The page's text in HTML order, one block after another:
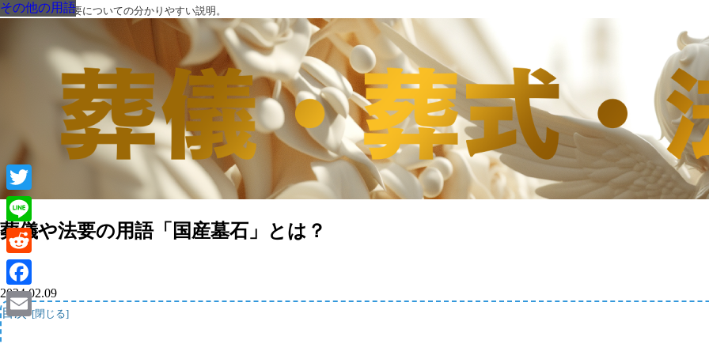
葬儀・葬式・法要についての分かりやすい説明。
葬儀や法要の用語「国産墓石」とは？
その他の用語
2024.02.09
目次
その他の用語
その他の用語
その他の用語
その他の用語
その他の用語
その他の用語
Twitter
Line
Reddit
Facebook